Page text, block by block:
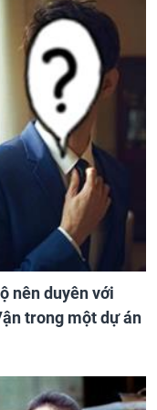
nên duyên với
trong một dự án